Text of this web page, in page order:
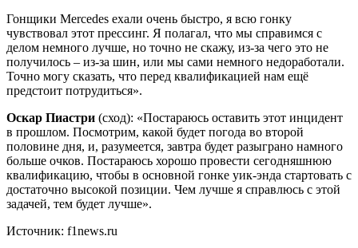
Гонщики Mercedes ехали очень быстро, я всю гонку
чувствовал этот прессинг. Я полагал, что мы справимся с
делом немного лучше, но точно не скажу, из-за чего это не
получилось – из-за шин, или мы сами немного недоработали.
Точно могу сказать, что перед квалификацией нам ещё
предстоит потрудиться».
Оскар Пиастри (сход): «Постараюсь оставить этот инцидент
в прошлом. Посмотрим, какой будет погода во второй
половине дня, и, разумеется, завтра будет разыграно намного
больше очков. Постараюсь хорошо провести сегодняшнюю
квалификацию, чтобы в основной гонке уик-энда стартовать с
достаточно высокой позиции. Чем лучше я справлюсь с этой
задачей, тем будет лучше».
Источник: f1news.ru